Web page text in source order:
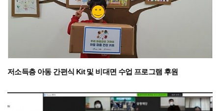
저소득층 아동 간편식 Kit 및 비대면 수업 프로그램 후원